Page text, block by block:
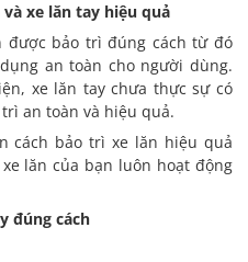
xe lăn tay hiệu quả
được bảo trì đúng cách từ đó
an toàn cho người dùng.
xe lăn tay chưa thực sự có
an toàn và hiệu quả.
cách bảo trì xe lăn hiệu quả
lăn của bạn luôn hoạt động
đúng cách